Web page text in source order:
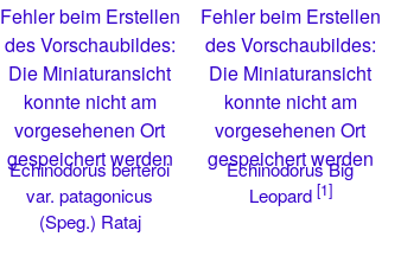
Fehler beim Erstellen
des Vorschaubildes:
Die Miniaturansicht
konnte nicht am
vorgesehenen Ort
gespeichert werden
Echinodorus berteroi
var. patagonicus
(Speg.) Rataj
Fehler beim Erstellen
des Vorschaubildes:
Die Miniaturansicht
konnte nicht am
vorgesehenen Ort
gespeichert werden
Echinodorus Big
Leopard [1]